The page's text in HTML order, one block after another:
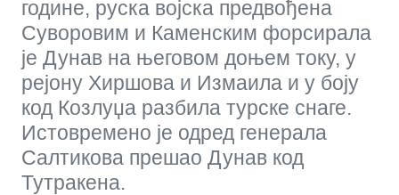
године, руска војска предвођена
Суворовим и Каменским форсирала
је Дунав на његовом доњем току, у
рејону Хиршова и Измаила и у боју
код Козлуџа разбила турске снаге.
Истовремено је одред генерала
Салтикова прешао Дунав код
Тутракена.